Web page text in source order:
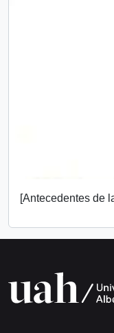
[Antecedentes de